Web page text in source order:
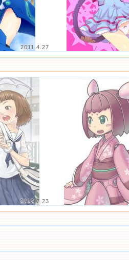
2011.4.27
2010.7.23